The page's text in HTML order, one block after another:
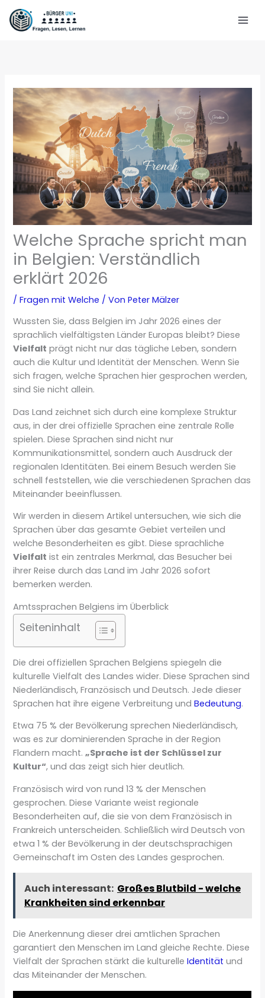
Zum
Inhalt
springen
Welche Sprache spricht man
in Belgien: Verständlich
erklärt 2026
/Fragen mit Welche / VonPeter Mälzer
Wussten Sie, dass Belgien im Jahr 2026 eines der
sprachlich vielfältigsten Länder Europas bleibt? Diese
Vielfalt prägt nicht nur das tägliche Leben, sondern
auch die Kultur und Identität der Menschen. Wenn Sie
sich fragen, welche Sprachen hier gesprochen werden,
sind Sie nicht allein.
Das Land zeichnet sich durch eine komplexe Struktur
aus, in der drei offizielle Sprachen eine zentrale Rolle
spielen. Diese Sprachen sind nicht nur
Kommunikationsmittel, sondern auch Ausdruck der
regionalen Identitäten. Bei einem Besuch werden Sie
schnell feststellen, wie die verschiedenen Sprachen das
Miteinander beeinflussen.
Wir werden in diesem Artikel untersuchen, wie sich die
Sprachen über das gesamte Gebiet verteilen und
welche Besonderheiten es gibt. Diese sprachliche
Vielfalt ist ein zentrales Merkmal, das Besucher bei
ihrer Reise durch das Land im Jahr 2026 sofort
bemerken werden.
Amtssprachen Belgiens im Überblick
Seiteninhalt
Die drei offiziellen Sprachen Belgiens spiegeln die
kulturelle Vielfalt des Landes wider. Diese Sprachen sind
Niederländisch, Französisch und Deutsch. Jede dieser
Sprachen hat ihre eigene Verbreitung undBedeutung.
Etwa 75 % der Bevölkerung sprechen Niederländisch,
was es zur dominierenden Sprache in der Region
Flandern macht.„Sprache ist der Schlüssel zur
Kultur“, und das zeigt sich hier deutlich.
Französisch wird von rund 13 % der Menschen
gesprochen. Diese Variante weist regionale
Besonderheiten auf, die sie von dem Französisch in
Frankreich unterscheiden. Schließlich wird Deutsch von
etwa 1 % der Bevölkerung in der deutschsprachigen
Gemeinschaft im Osten des Landes gesprochen.
Auch interessant: Großes Blutbild - welche
Krankheiten sind erkennbar
Die Anerkennung dieser drei amtlichen Sprachen
garantiert den Menschen im Land gleiche Rechte. Diese
Vielfalt der Sprachen stärkt die kulturelleIdentität und
das Miteinander der Menschen.